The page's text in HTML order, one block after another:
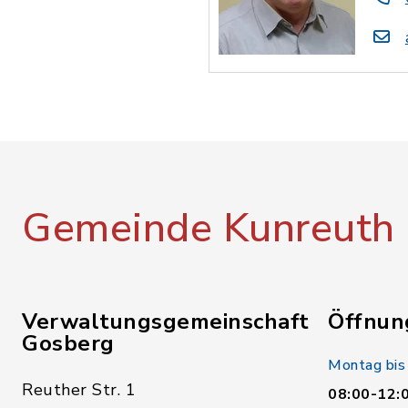
Gemeinde Kunreuth
Verwaltungsgemeinschaft
Gosberg
Reuther Str. 1
Montag
08:00-